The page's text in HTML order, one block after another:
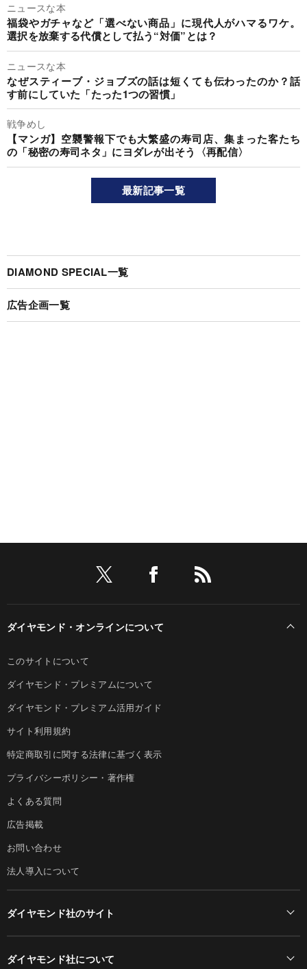
ニュースな本
福袋やガチャなど「選べない商品」に現代人がハマるワケ。
選択を放棄する代償として払う“対価”とは？
ニュースな本
なぜスティーブ・ジョブズの話は短くても伝わったのか？話
す前にしていた「たった1つの習慣」
戦争めし
【マンガ】空襲警報下でも大繁盛の寿司店、集まった客たち
の「秘密の寿司ネタ」にヨダレが出そう〈再配信〉
最新記事一覧
DIAMOND SPECIAL一覧
広告企画一覧
ダイヤモンド・オンラインについて
このサイトについて
ダイヤモンド・プレミアムについて
ダイヤモンド・プレミアム活用ガイド
サイト利用規約
特定商取引に関する法律に基づく表示
プライバシーポリシー・著作権
よくある質問
広告掲載
お問い合わせ
法人導入について
ダイヤモンド社のサイト
ダイヤモンド社について